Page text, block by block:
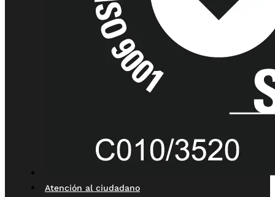
Atención al ciudadano